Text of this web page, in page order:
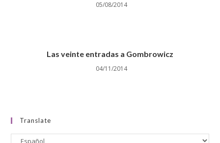
05/08/2014
Las veinte entradas a Gombrowicz
04/11/2014
Translate